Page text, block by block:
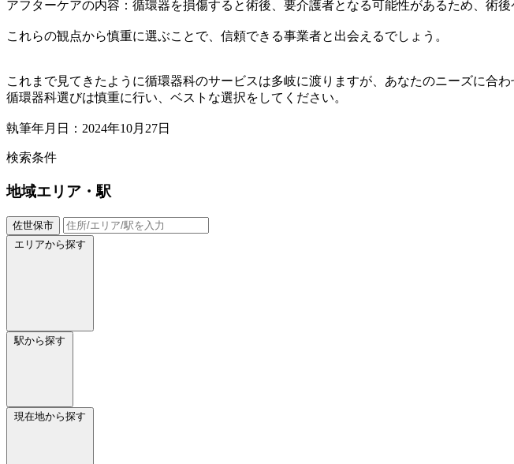
アフターケアの内容：循環器を損傷すると術後、要介護者となる可能性があるため、術
これらの観点から慎重に選ぶことで、信頼できる事業者と出会えるでしょう。
これまで見てきたように循環器科のサービスは多岐に渡りますが、あなたのニーズに合わ
循環器科選びは慎重に行い、ベストな選択をしてください。
執筆年月日：2024年10月27日
検索条件
地域エリア・駅
佐世保市
エリアから探す
駅から探す
現在地から探す